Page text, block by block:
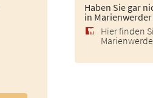
Haben Sie gar
in Marienwerder
Hier finden